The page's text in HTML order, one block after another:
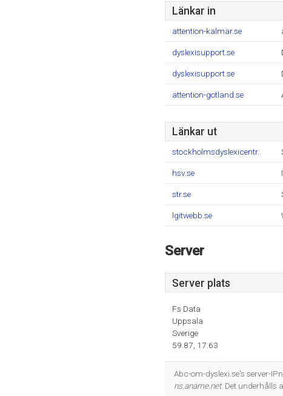
Länkar in
attention-kalmar.se
dyslexisupport.se
dyslexisupport.se
attention-gotland.se
Länkar ut
stockholmsdyslexicentr..
hsv.se
str.se
lgitwebb.se
Server
Server plats
Fs Data
Uppsala
Sverige
59.87, 17.63
Abc-om-dyslexi.se's server-
ns.aname.net. Det underhålls